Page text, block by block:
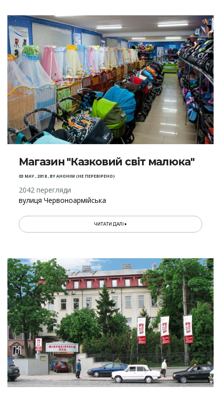
Магазин "Казковий світ малюка"
03 MAY , 2018,BYАНОНІМ (НЕ ПЕРЕВІРЕНО)
2042 перегляди
вулиця Червоноармійська
ЧИТАТИ ДАЛІ